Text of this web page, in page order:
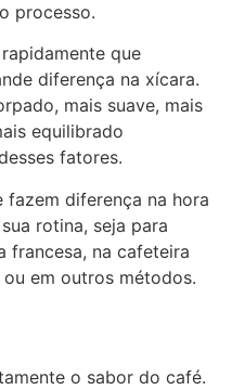
processo.
que
diferença na xícara.
mais suave, mais
equilibrado
fatores.
fazem diferença na hora
rotina, seja para
francesa, na cafeteira
em outros métodos.
o sabor do café.